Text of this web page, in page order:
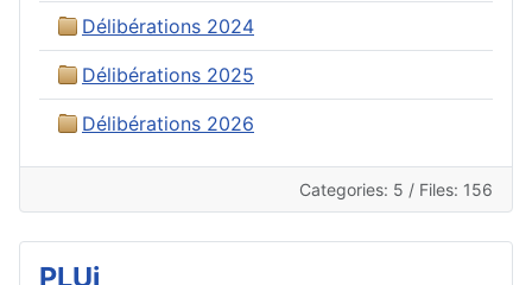
Délibérations 2024
Délibérations 2025
Délibérations 2026
Categories: 5 / Files: 156
PLUi